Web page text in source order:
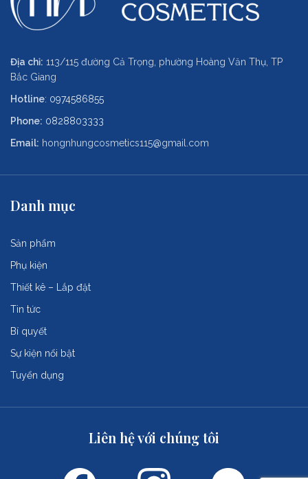
Địa chỉ: 113/115 đường Cả Trọng, phường Hoàng Văn Thụ, TP
Bắc Giang
Hotline: 0974586855
Phone: 0828803333
Email: hongnhungcosmetics115@gmail.com
Danh mục
Sản phẩm
Phụ kiện
Thiết kê – Lắp đặt
Tin tức
Bí quyết
Sự kiện nổi bật
Tuyển dụng
Liên hệ với chúng tôi